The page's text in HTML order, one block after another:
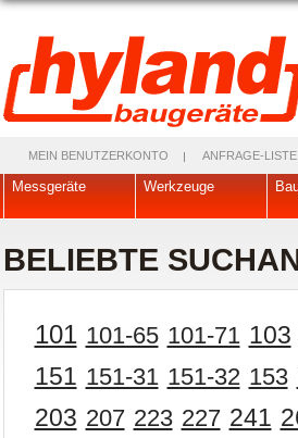
MEIN BENUTZERKONTO ANFRAGE-LISTE
Messgeräte Werkzeuge
BELIEBTE
101 101-65 101-71 103
151 151-31 151-32 153
203 207 223 227 241